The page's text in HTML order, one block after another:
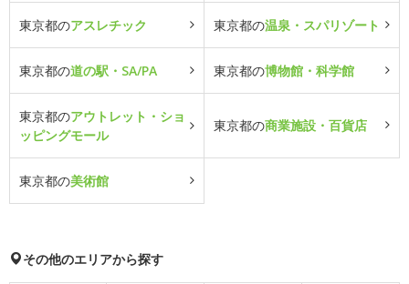
東京都のアスレチック 東京都の温泉・スパリゾート
東京都の道の駅・SA/PA 東京都の博物館・科学館
東京都のアウトレット・ショ
ッピングモール
東京都の商業施設・百貨店
東京都の美術館
その他のエリアから探す